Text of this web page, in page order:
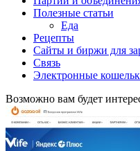
Полезные статьи
Еда
Рецепты
Сайты и биржи для
Связь
Электронные
Возможно вам будет